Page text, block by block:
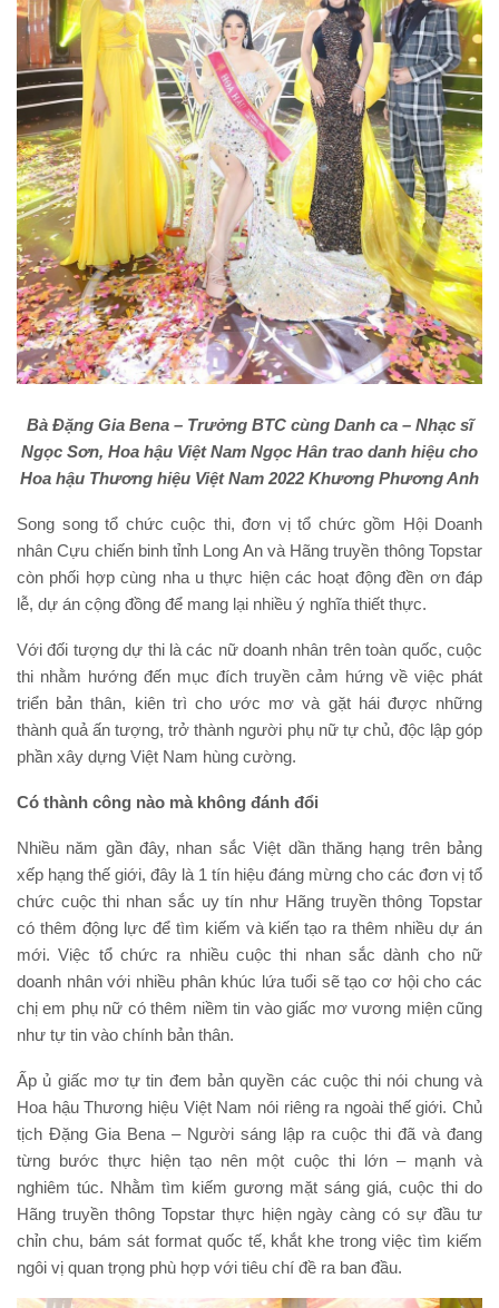
Bà Đặng Gia Bena – Trưởng BTC cùng Danh ca – Nhạc sĩ
Ngọc Sơn, Hoa hậu Việt Nam Ngọc Hân trao danh hiệu cho
Hoa hậu Thương hiệu Việt Nam 2022 Khương Phương Anh
Song song tổ chức cuộc thi, đơn vị tổ chức gồm Hội Doanh
nhân Cựu chiến binh tỉnh Long An và Hãng truyền thông Topstar
còn phối hợp cùng nha u thực hiện các hoạt động đền ơn đáp
lễ, dự án cộng đồng để mang lại nhiều ý nghĩa thiết thực.
Với đối tượng dự thi là các nữ doanh nhân trên toàn quốc, cuộc
thi nhằm hướng đến mục đích truyền cảm hứng về việc phát
triển bản thân, kiên trì cho ước mơ và gặt hái được những
thành quả ấn tượng, trở thành người phụ nữ tự chủ, độc lập góp
phần xây dựng Việt Nam hùng cường.
Có thành công nào mà không đánh đổi
Nhiều năm gần đây, nhan sắc Việt dần thăng hạng trên bảng
xếp hạng thế giới, đây là 1 tín hiệu đáng mừng cho các đơn vị tổ
chức cuộc thi nhan sắc uy tín như Hãng truyền thông Topstar
có thêm động lực để tìm kiếm và kiến tạo ra thêm nhiều dự án
mới. Việc tổ chức ra nhiều cuộc thi nhan sắc dành cho nữ
doanh nhân với nhiều phân khúc lứa tuổi sẽ tạo cơ hội cho các
chị em phụ nữ có thêm niềm tin vào giấc mơ vương miện cũng
như tự tin vào chính bản thân.
Ấp ủ giấc mơ tự tin đem bản quyền các cuộc thi nói chung và
Hoa hậu Thương hiệu Việt Nam nói riêng ra ngoài thế giới. Chủ
tịch Đặng Gia Bena – Người sáng lập ra cuộc thi đã và đang
từng bước thực hiện tạo nên một cuộc thi lớn – mạnh và
nghiêm túc. Nhằm tìm kiếm gương mặt sáng giá, cuộc thi do
Hãng truyền thông Topstar thực hiện ngày càng có sự đầu tư
chỉn chu, bám sát format quốc tế, khắt khe trong việc tìm kiếm
ngôi vị quan trọng phù hợp với tiêu chí đề ra ban đầu.